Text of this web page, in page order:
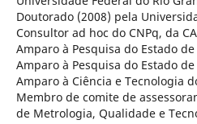
Doutorado (2008) pela
Consultor ad hoc do CNPq, da
Amparo à Pesquisa do Estado
Amparo à Pesquisa do Estado
Amparo à Ciência e Tecnologia
Membro de comite de
de Metrologia, Qualidade e